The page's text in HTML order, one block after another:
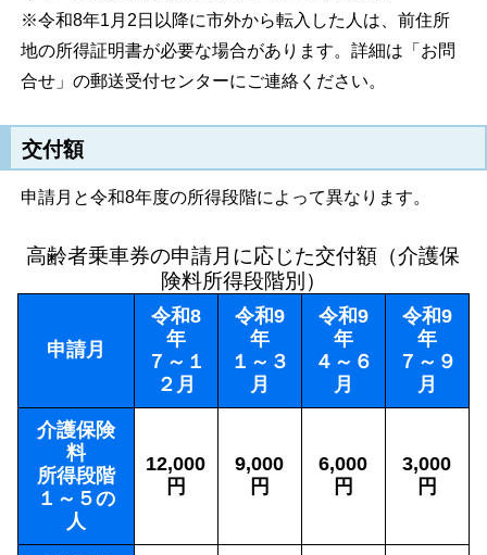
※令和8年1月2日以降に市外から転入した人は、前住所
地の所得証明書が必要な場合があります。詳細は「お問
合せ」の郵送受付センターにご連絡ください。
交付額
申請月と令和8年度の所得段階によって異なります。
高齢者乗車券の申請月に応じた交付額（介護保
険料所得段階別）
申請月
令和8
年
７～１
２月
令和9
年
１～３
月
令和9
年
４～６
月
令和9
年
７～９
月
介護保険
料
所得段階
１～５の
人
12,000
円
9,000
円
6,000
円
3,000
円